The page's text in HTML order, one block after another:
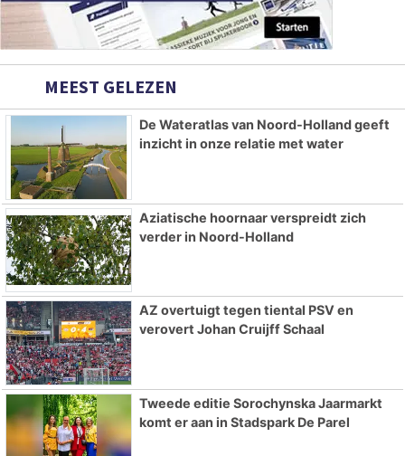
MEEST GELEZEN
De Wateratlas van Noord-Holland geeft
inzicht in onze relatie met water
Aziatische hoornaar verspreidt zich
verder in Noord-Holland
AZ overtuigt tegen tiental PSV en
verovert Johan Cruijff Schaal
Tweede editie Sorochynska Jaarmarkt
komt er aan in Stadspark De Parel